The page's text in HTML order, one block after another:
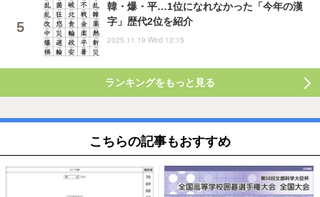
韓・爆・平…1位になれなかった「今年の漢
字」歴代2位を紹介
2025.11.19 Wed 12:15
ランキングをもっと見る
こちらの記事もおすすめ